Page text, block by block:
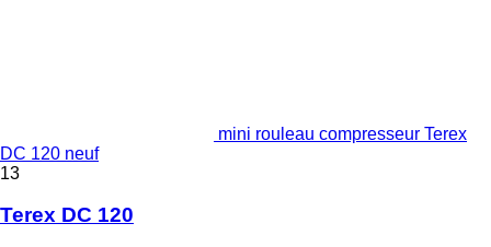
mini rouleau compresseur Terex
DC 120 neuf
13
Terex DC 120